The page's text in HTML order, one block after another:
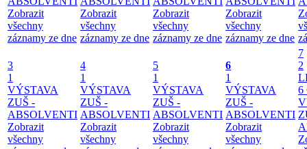
Zobrazit
všechny
záznamy ze dne
Zobrazit
všechny
záznamy ze dne
Zobrazit
všechny
záznamy ze dne
Zobrazit
všechny
záznamy ze dne
3
1
VÝSTAVA
ZUŠ -
ABSOLVENTI
Zobrazit
všechny
4
1
VÝSTAVA
ZUŠ -
ABSOLVENTI
Zobrazit
všechny
5
1
VÝSTAVA
ZUŠ -
ABSOLVENTI
Zobrazit
všechny
6
1
VÝSTAVA
ZUŠ -
ABSOLVENTI
Zobrazit
všechny
7
2
6